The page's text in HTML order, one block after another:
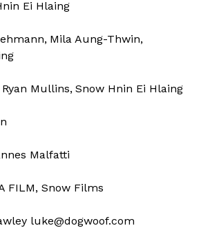
Ei Hlaing
Mila Aung-Thwin
Ryan Mullins Snow Hnin Ei Hlaing
Malfatti
FILM, Snow Films
luke@dogwoof.com